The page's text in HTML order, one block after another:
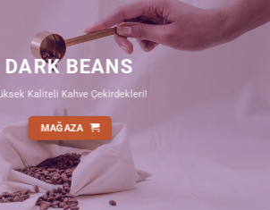
DARK BEANS
Kaliteli Kahve Çekirdekleri!
MAĞAZA